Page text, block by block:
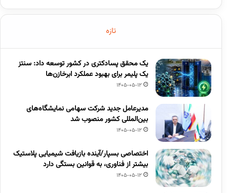
تازه
یک محقق پسادکتری در کشور توسعه داد: سنتز
یک پلیمر برای بهبود عملکرد ابرخازن‌ها
1405-05-12
مدیرعامل جدید شرکت سهامی نمایشگاه‌های
بین‌المللی کشور منصوب شد
1405-05-12
اختصاصی بسپار/آینده بازیافت شیمیایی پلاستیک
بیشتر از فناوری، به قوانین بستگی دارد
1405-05-12